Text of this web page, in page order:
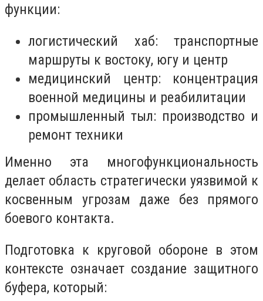
функции:
логистический хаб: транспортные
маршруты к востоку, югу и центр
медицинский центр: концентрация
военной медицины и реабилитации
промышленный тыл: производство и
ремонт техники
Именно эта многофункциональность
делает область стратегически уязвимой к
косвенным угрозам даже без прямого
боевого контакта.
Подготовка к круговой обороне в этом
контексте означает создание защитного
буфера, который: